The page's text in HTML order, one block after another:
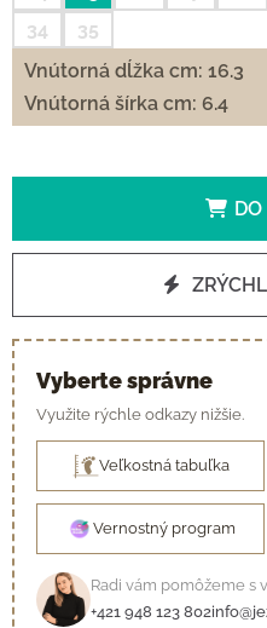
34
35
Vnútorná dĺžka cm: 16.3
Vnútorná šírka cm: 6.4
Vyberte správne
Využite rýchle odkazy nižšie.
Veľkostná tabuľka
Vernostný program
Radi vám pomôžeme s
+421 948 123 802